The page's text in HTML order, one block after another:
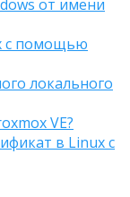
от имени
с помощью
локального
VE?
в Linux с